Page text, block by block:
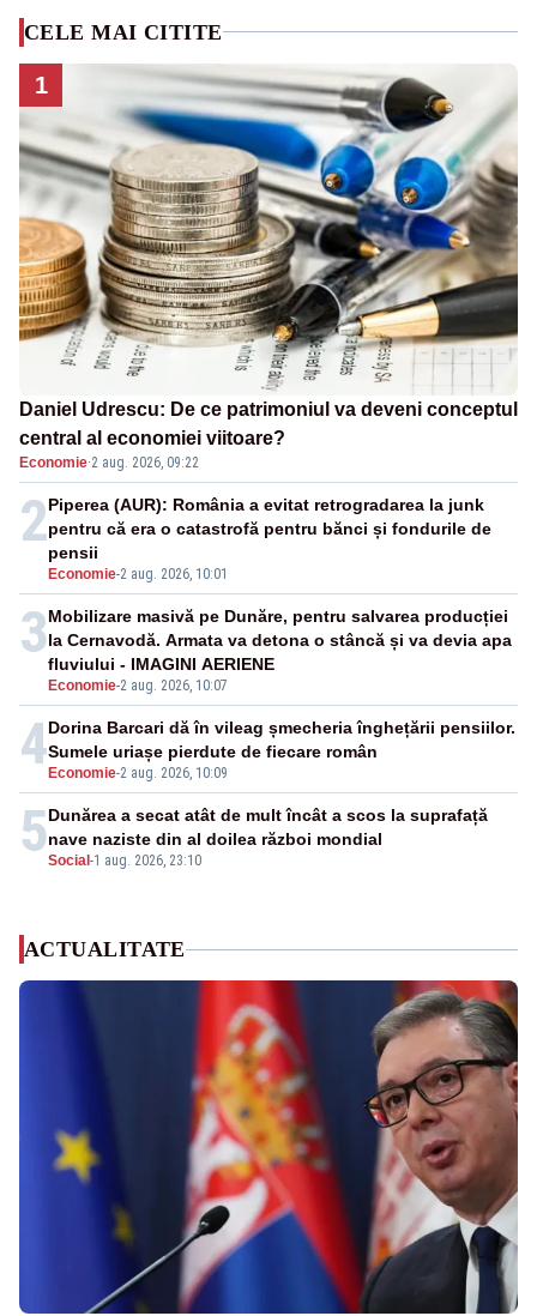
CELE MAI CITITE
1
Daniel Udrescu: De ce patrimoniul va deveni conceptul
central al economiei viitoare?
Economie·2 aug. 2026, 09:22
2
Economie-2 aug. 2026, 10:01
Piperea (AUR): România a evitat retrogradarea la junk
pentru că era o catastrofă pentru bănci și fondurile de
pensii
3
Economie-2 aug. 2026, 10:07
Mobilizare masivă pe Dunăre, pentru salvarea producției
la Cernavodă. Armata va detona o stâncă și va devia apa
fluviului - IMAGINI AERIENE
4 Economie-2 aug. 2026, 10:09
Dorina Barcari dă în vileag șmecheria înghețării pensiilor.
Sumele uriașe pierdute de fiecare român
5Social -1 aug. 2026, 23:10
Dunărea a secat atât de mult încât a scos la suprafață
nave naziste din al doilea război mondial
ACTUALITATE